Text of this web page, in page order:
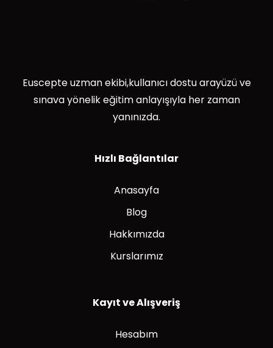
Euscepte uzman ekibi,kullanıcı dostu arayüzü ve
sınava yönelik eğitim anlayışıyla her zaman
yanınızda.
Hızlı Bağlantılar
Anasayfa
Blog
Hakkımızda
Kurslarımız
Kayıt ve Alışveriş
Hesabım